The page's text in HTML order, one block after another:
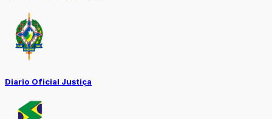
Diario Oficial Justiça